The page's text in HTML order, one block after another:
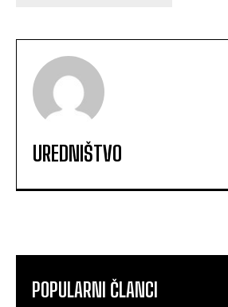
UREDNIŠTVO
POPULARNI ČLANCI